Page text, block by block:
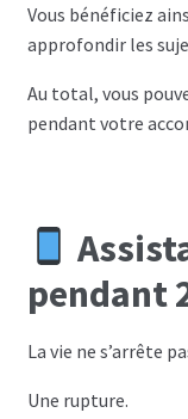
Vous bénéficiez
approfondir les
Au total, vous
pendant votre
pendant
La vie ne s’arrête
Une rupture.